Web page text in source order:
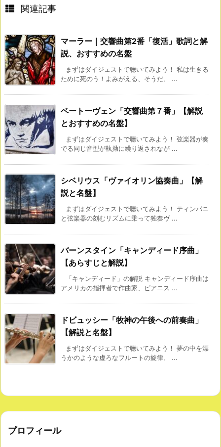
関連記事
マーラー｜交響曲第2番「復活」歌詞と解
説、おすすめの名盤
まずはダイジェストで聴いてみよう！ 私は生きる
ために死のう！よみがえる、そうだ、 ...
ベートーヴェン「交響曲第７番」【解説
とおすすめの名盤】
まずはダイジェストで聴いてみよう！ 弦楽器が奏
でる同じ音型が執拗に繰り返されなが ...
シベリウス「ヴァイオリン協奏曲」【解
説と名盤】
まずはダイジェストで聴いてみよう！ ティンパニ
と弦楽器の刻むリズムに乗って独奏ヴ ...
バーンスタイン「キャンディード序曲」
【あらすじと解説】
「キャンディード」の解説 キャンディード序曲は
アメリカの指揮者で作曲家、ピアニス ...
ドビュッシー「牧神の午後への前奏曲」
【解説と名盤】
まずはダイジェストで聴いてみよう！ 夢の中を漂
うかのような虚ろなフルートの旋律、 ...
プロフィール